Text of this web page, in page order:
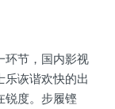
环节，国内影视
乐诙谐欢快的出
锐度。步履铿